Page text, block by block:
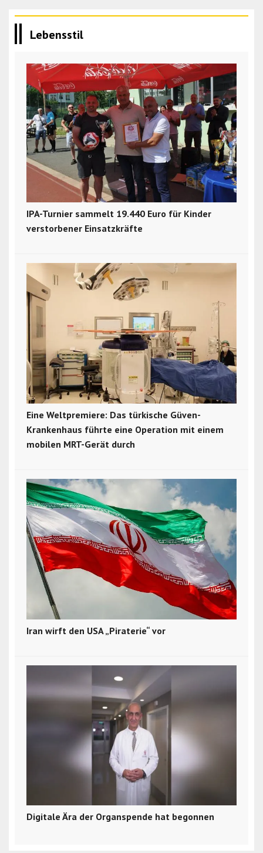
Lebensstil
IPA-Turnier sammelt 19.440 Euro für Kinder
verstorbener Einsatzkräfte
Eine Weltpremiere: Das türkische Güven-
Krankenhaus führte eine Operation mit einem
mobilen MRT-Gerät durch
Iran wirft den USA „Piraterie“ vor
Digitale Ära der Organspende hat begonnen